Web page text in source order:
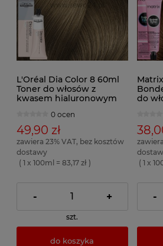
L'Oréal Dia Color 8 60ml
Toner do włosów z
kwasem hialuronowym
0 ocen
49,90 zł
zawiera 23% VAT, bez kosztów
dostawy
( 1 x 100ml = 83,17 zł )
- +
szt.
do koszyka
do
( 1 x
-